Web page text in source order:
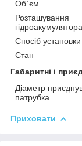
Об`єм
Розташування
гідроакумулятора
Спосіб установки
Стан
Габаритні і
Діаметр
патрубка
Приховати